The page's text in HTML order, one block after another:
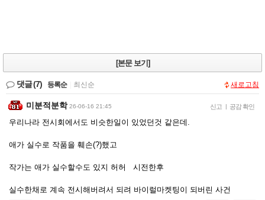
[본문 보기]
댓글(7) 등록순 최신순 새로고침
미분적분학 26-06-16 21:45 신고 | 공감 확인
우리나라 전시회에서도 비슷한일이 있었던것 같은데.
애가 실수로 작품을 훼손(?)했고
작가는 애가 실수할수도 있지 허허 시전한후
실수한채로 계속 전시해버려서 되려 바이럴마켓팅이 되버린 사건